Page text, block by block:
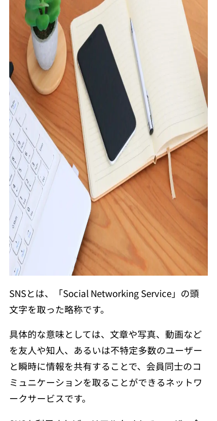
SNSとは、「Social Networking Service」の頭
文字を取った略称です。
具体的な意味としては、文章や写真、動画など
を友人や知人、あるいは不特定多数のユーザー
と瞬時に情報を共有することで、会員同士のコ
ミュニケーションを取ることができるネットワ
ークサービスです。